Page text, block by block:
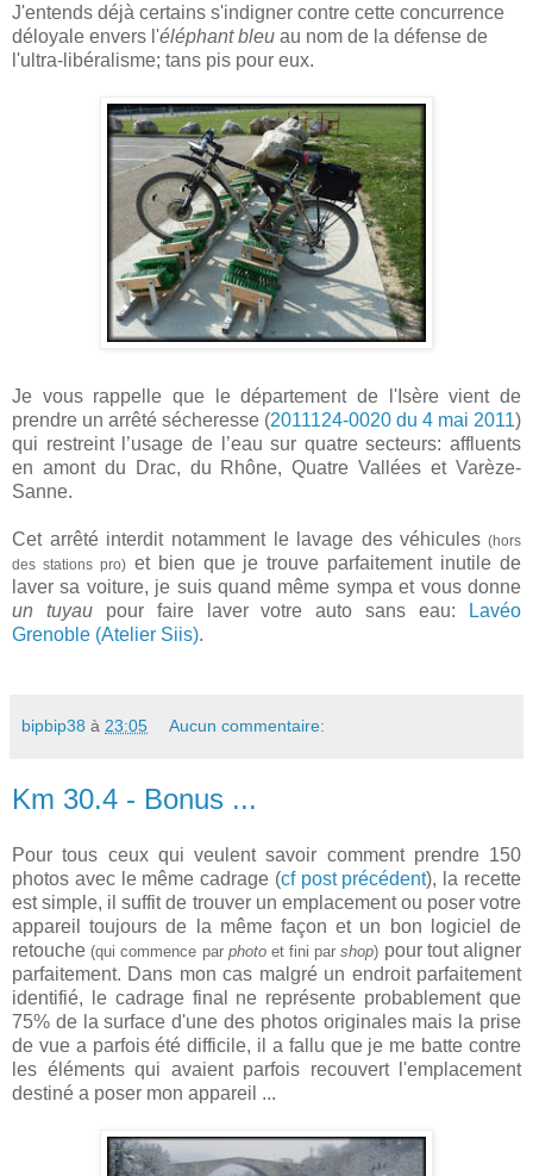
J'entends déjà certains s'indigner contre cette concurrence
déloyale envers l'éléphant bleu au nom de la défense de
l'ultra-libéralisme; tans pis pour eux.
Je vous rappelle que le département de l'Isère vient de
prendre un arrêté sécheresse (2011124-0020 du 4 mai 2011)
qui restreint l’usage de l’eau sur quatre secteurs: affluents
en amont du Drac, du Rhône, Quatre Vallées et Varèze-
Sanne.
Cet arrêté interdit notamment le lavage des véhicules (hors
des stations pro)et bien que je trouve parfaitement inutile de
laver sa voiture, je suis quand même sympa et vous donne
un tuyau
pour faire laver votre auto sans eau: Lavéo
Grenoble (Atelier Siis).
bipbip38 à 23:05 Aucun commentaire:
Km 30.4 - Bonus ...
Pour tous ceux qui veulent savoir comment prendre 150
photos avec le même cadrage (cf post précédent), la recette
est simple, il suffit de trouver un emplacement ou poser votre
appareil toujours de la même façon et un bon logiciel de
retouche(qui commence par photoet fini parshop) pour tout aligner
parfaitement. Dans mon cas malgré un endroit parfaitement
identifié, le cadrage final ne représente probablement que
75% de la surface d'une des photos originales mais la prise
de vue a parfois été difficile, il a fallu que je me batte contre
les éléments qui avaient parfois recouvert l'emplacement
destiné a poser mon appareil ...